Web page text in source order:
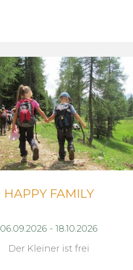
HAPPY FAMILY
06.09.2026 -18.10.2026
Der Kleiner ist frei